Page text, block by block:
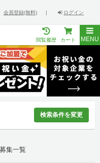
会員登録(無料) | ログイン
閲覧履歴 カート MENU
検索条件を変更
集一覧